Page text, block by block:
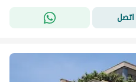
اتصل